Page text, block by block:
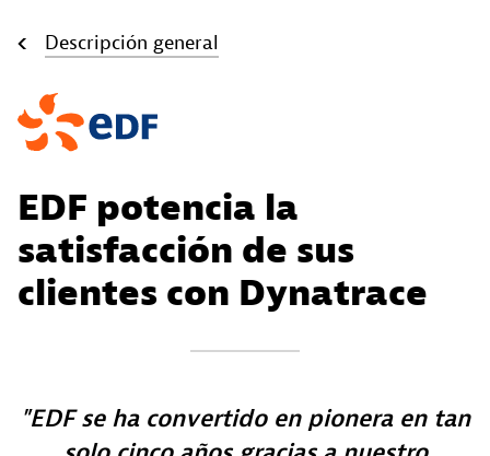
Descripción general
EDF potencia la
satisfacción de sus
clientes con Dynatrace
EDF se ha convertido en pionera en tan